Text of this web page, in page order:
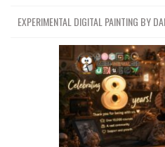
EXPERIMENTAL DIGITAL PAINTING BY